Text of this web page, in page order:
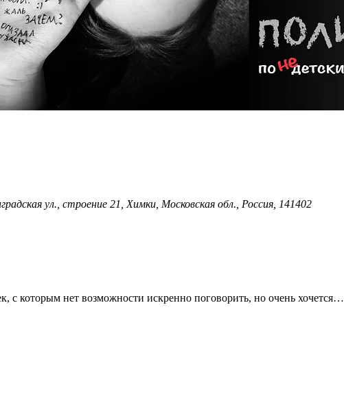
ул., строение 21, Химки, Московская обл., Россия, 141402
с которым нет возможности искренно поговорить, но очень хочется…